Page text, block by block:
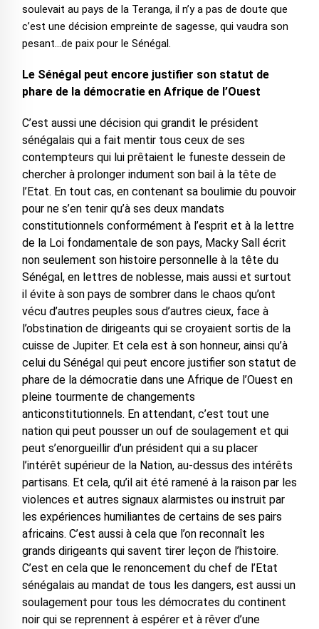
soulevait au pays de la Teranga, il n’y a pas de doute que
c’est une décision empreinte de sagesse, qui vaudra son
pesant…de paix pour le Sénégal.
Le Sénégal peut encore justifier son statut de
phare de la démocratie en Afrique de l’Ouest
C’est aussi une décision qui grandit le président
sénégalais qui a fait mentir tous ceux de ses
contempteurs qui lui prêtaient le funeste dessein de
chercher à prolonger indument son bail à la tête de
l’Etat. En tout cas, en contenant sa boulimie du pouvoir
pour ne s’en tenir qu’à ses deux mandats
constitutionnels conformément à l’esprit et à la lettre
de la Loi fondamentale de son pays, Macky Sall écrit
non seulement son histoire personnelle à la tête du
Sénégal, en lettres de noblesse, mais aussi et surtout
il évite à son pays de sombrer dans le chaos qu’ont
vécu d’autres peuples sous d’autres cieux, face à
l’obstination de dirigeants qui se croyaient sortis de la
cuisse de Jupiter. Et cela est à son honneur, ainsi qu’à
celui du Sénégal qui peut encore justifier son statut de
phare de la démocratie dans une Afrique de l’Ouest en
pleine tourmente de changements
anticonstitutionnels. En attendant, c’est tout une
nation qui peut pousser un ouf de soulagement et qui
peut s’enorgueillir d’un président qui a su placer
l’intérêt supérieur de la Nation, au-dessus des intérêts
partisans. Et cela, qu’il ait été ramené à la raison par les
violences et autres signaux alarmistes ou instruit par
les expériences humiliantes de certains de ses pairs
africains. C’est aussi à cela que l’on reconnaît les
grands dirigeants qui savent tirer leçon de l’histoire.
C’est en cela que le renoncement du chef de l’Etat
sénégalais au mandat de tous les dangers, est aussi un
soulagement pour tous les démocrates du continent
noir qui se reprennent à espérer et à rêver d’une